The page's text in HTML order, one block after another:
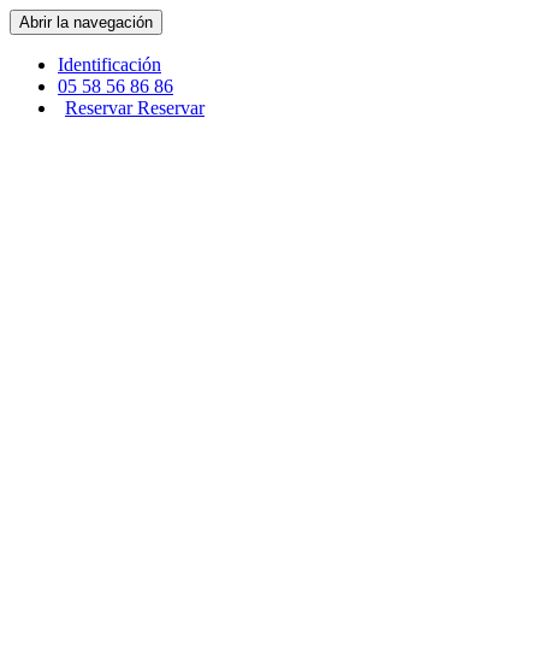
Abrir la navegación
Identificación
05 58 56 86 86
Reservar Reservar
Panel de gestión de cookies